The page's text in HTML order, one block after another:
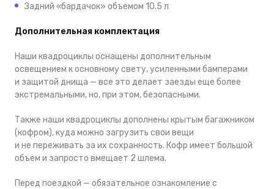
Задний «бардачок» объемом 10.5 л
Дополнительная комплектация
Наши квадроциклы оснащены дополнительным
освещением к основному свету, усиленными бамперами
и защитой днища — все это делает заезды еще более
экстремальными, но, при этом, безопасными.
Также наши квадроциклы дополнены крытым багажником
(кофром), куда можно загрузить свои вещи
и не переживать за их сохранность. Кофр имеет большой
объем и запросто вмещает 2 шлема.
Перед поездкой — обязательное ознакомление с